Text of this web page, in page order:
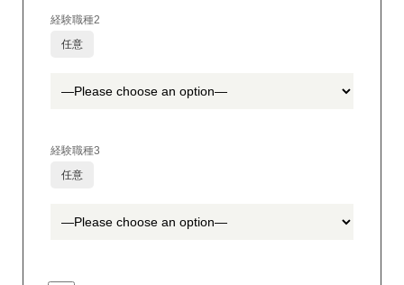
経験職種2
任意
経験職種3
任意